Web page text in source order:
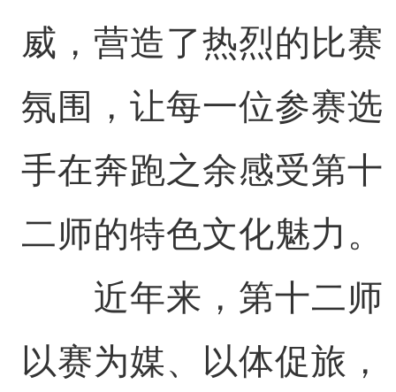
威，营造了热烈的比赛
氛围，让每一位参赛选
手在奔跑之余感受第十
二师的特色文化魅力。
近年来，第十二师
以赛为媒、以体促旅，